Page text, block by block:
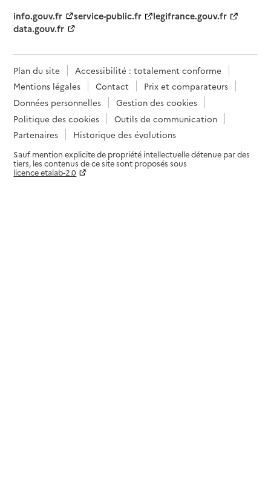
info.gouv.fr
service-public.fr
legifrance.gouv.fr
data.gouv.fr
Plan du site
Accessibilité : totalement conforme
Mentions légales
Contact
Prix et comparateurs
Données personnelles
Gestion des cookies
Politique des cookies
Outils de communication
Partenaires
Historique des évolutions
Sauf mention explicite de propriété intellectuelle détenue par des
tiers, les contenus de ce site sont proposés sous
licence etalab-2.0